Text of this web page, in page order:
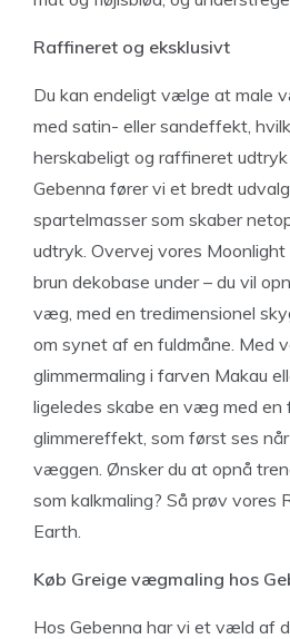
Raffineret og eksklusivt
Du kan endeligt vælge at male
med satin- eller sandeffekt,
herskabeligt og raffineret udtryk
Gebenna fører vi et bredt
spartelmasser som skaber
udtryk. Overvej vores Moonlight
brun dekobase under – du vil
væg, med en tredimensionel
om synet af en fuldmåne. Med
glimmermaling i farven Makau
ligeledes skabe en væg med en
glimmereffekt, som først ses
væggen. Ønsker du at opnå
som kalkmaling? Så prøv vores
Earth.
Køb Greige vægmaling hos
Hos Gebenna har vi et væld af